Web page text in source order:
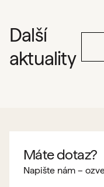
Další
aktuality
Máte dotaz?
Napište nám –